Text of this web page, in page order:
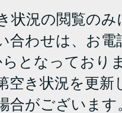
状況の閲覧の
合わせは、お
らとなっており
空き状況を更
合がございます